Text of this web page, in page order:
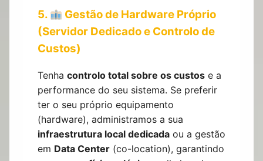
5.
Gestão de Hardware Próprio
(Servidor Dedicado e Controlo de
Custos)
Tenha controlo total sobre os custos e a
performance do seu sistema. Se preferir
ter o seu próprio equipamento
(hardware), administramos a sua
infraestrutura local dedicada ou a gestão
em Data Center (co-location), garantindo